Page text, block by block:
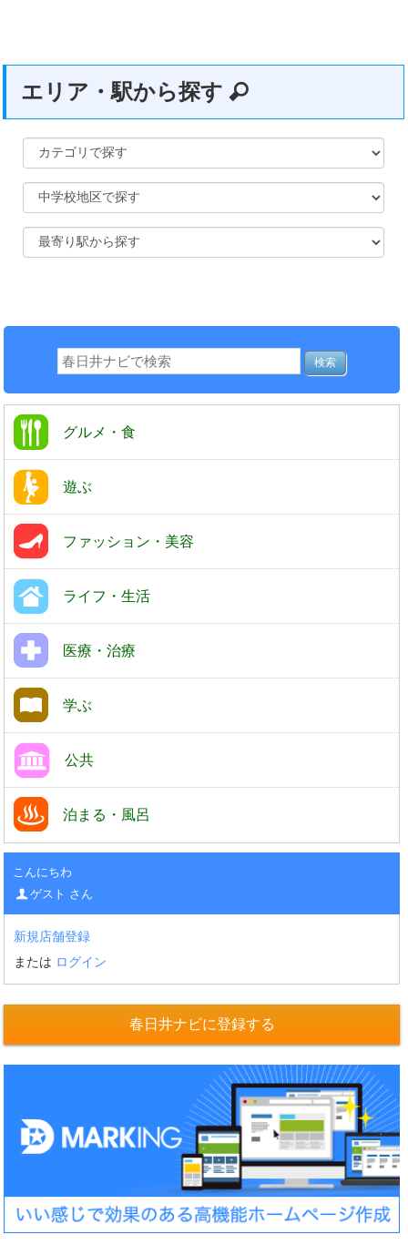
エリア・駅から探す
グルメ・食
遊ぶ
ファッション・美容
ライフ・生活
医療・治療
学ぶ
公共
泊まる・風呂
こんにちわ
ゲスト さん
新規店舗登録
または ログイン
春日井ナビに登録する